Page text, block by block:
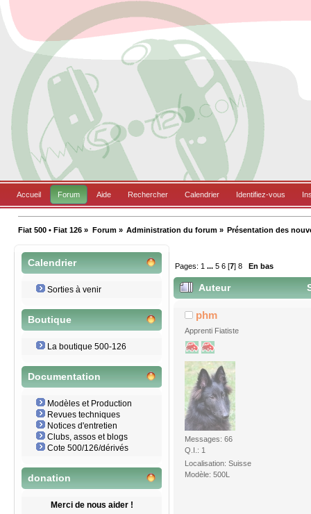
Accueil Forum Aide Rechercher Calendrier Identifiez-vous
Fiat 500 • Fiat 126 » Forum» Administration du forum» Présentation des
Calendrier
Sorties à venir
Boutique
La boutique 500-126
Documentation
Modèles et Production
Revues techniques
Notices d'entretien
Clubs, assos et blogs
Cote 500/126/dérivés
donation
Merci de nous aider !
Pages: 1 ...5 6 [7]8 En bas
Auteur
phm
Apprenti Fiatiste
Messages: 66
Q.I.: 1
Localisation: Suisse
Modèle: 500L